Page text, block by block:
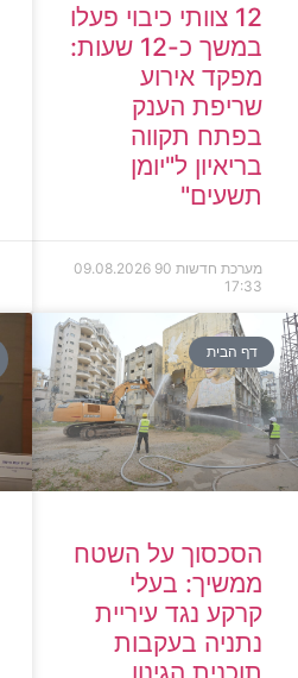
12 צוותי כיבוי פעלו
במשך כ-12 שעות:
מפקד אירוע
שריפת הענק
בפתח תקווה
בריאיון ל"יומן
תשעים"
מערכת חדשות 90
09.08.2026
17:33
דף הבית
הסכסוך על השטח
ממשיך: בעלי
קרקע נגד עיריית
נתניה בעקבות